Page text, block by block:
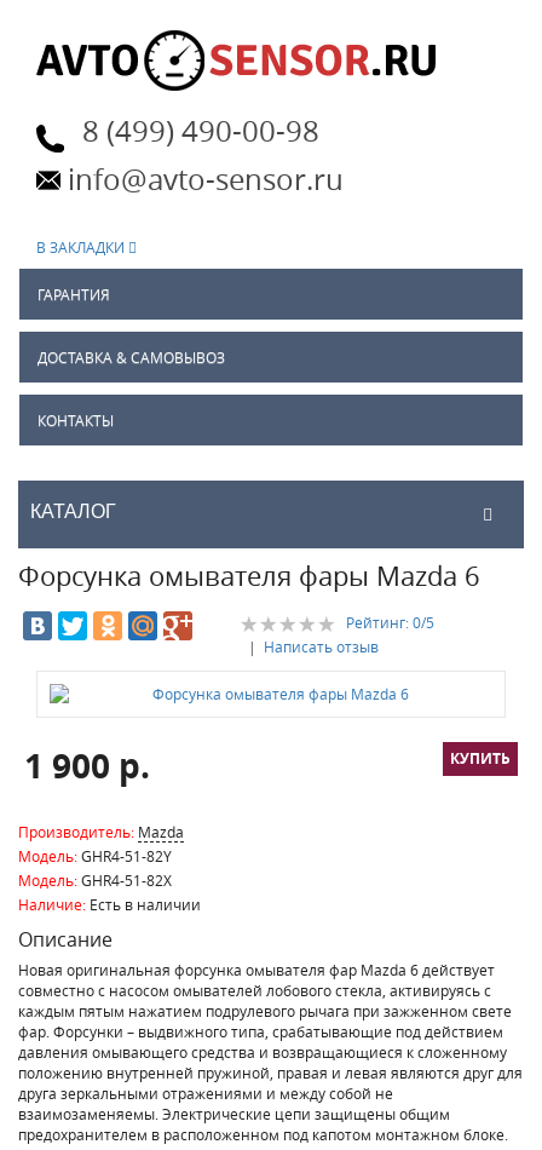
8 (499) 490-00-98
info@avto-sensor.ru
В ЗАКЛАДКИ
ГАРАНТИЯ
ДОСТАВКА & САМОВЫВОЗ
КОНТАКТЫ
КАТАЛОГ
Форсунка омывателя фары Mazda 6
Рейтинг:0/5
| Написать отзыв
1 900 р.
Производитель: Mazda
Модель:GHR4-51-82Y
Модель:GHR4-51-82X
Наличие: Есть в наличии
Описание
Новая оригинальная форсунка омывателя фар Mazda 6 действует
совместно с насосом омывателей лобового стекла, активируясь с
каждым пятым нажатием подрулевого рычага при зажженном свете
фар. Форсунки – выдвижного типа, срабатывающие под действием
давления омывающего средства и возвращающиеся к сложенному
положению внутренней пружиной, правая и левая являются друг для
друга зеркальными отражениями и между собой не
взаимозаменяемы. Электрические цепи защищены общим
предохранителем в расположенном под капотом монтажном блоке.